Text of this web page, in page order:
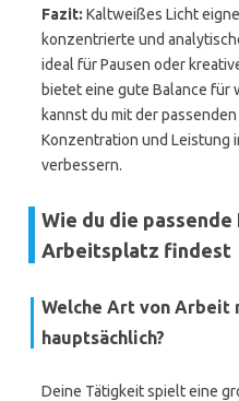
Fazit: Kaltweißes Licht
konzentrierte und
ideal für Pausen oder
bietet eine gute Balance für
kannst du mit der
Konzentration und Leistung
verbessern.
Wie du die
Arbeitsplatz findest
Welche Art von Arbeit
hauptsächlich?
Deine Tätigkeit spielt eine